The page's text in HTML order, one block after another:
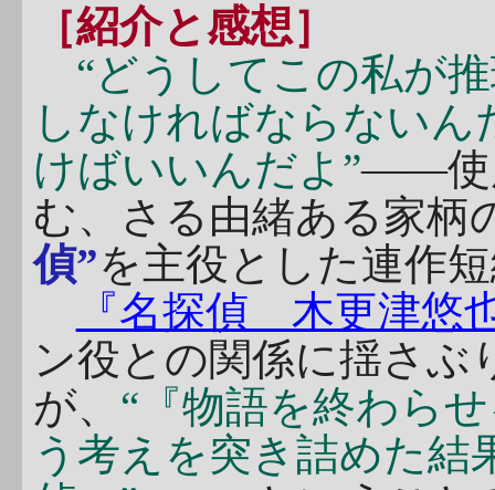
［紹介と感想］
“どうしてこの私が
しなければならない
けばいいんだよ”――使
む、さる由緒ある家柄
偵”を主役とした連作
『名探偵 木更津悠
ン役との関係に揺さぶ
が、 “『物語を終わら
う考えを突き詰めた結